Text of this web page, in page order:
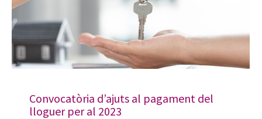
Convocatòria d’ajuts al pagament del
lloguer per al 2023